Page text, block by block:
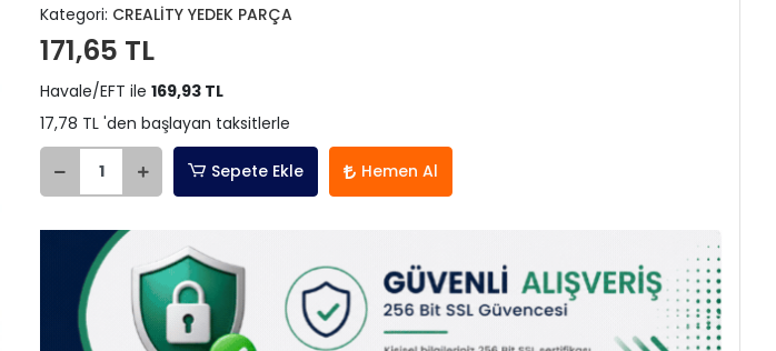
Kategori: CREALİTY YEDEK PARÇA
171,65 TL
Havale/EFT ile 169,93 TL
17,78 TL 'den başlayan taksitlerle
Sepete Ekle Hemen Al